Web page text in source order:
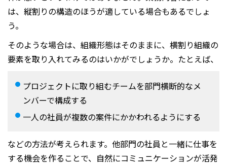
は、縦割りの構造のほうが適している場合もあるでしょ
う。
そのような場合は、組織形態はそのままに、横割り組織の
要素を取り入れてみるのはいかがでしょうか。たとえば、
プロジェクトに取り組むチームを部門横断的なメ
ンバーで構成する
一人の社員が複数の案件にかかわれるようにする
などの方法が考えられます。他部門の社員と一緒に仕事を
する機会を作ることで、自然にコミュニケーションが活発